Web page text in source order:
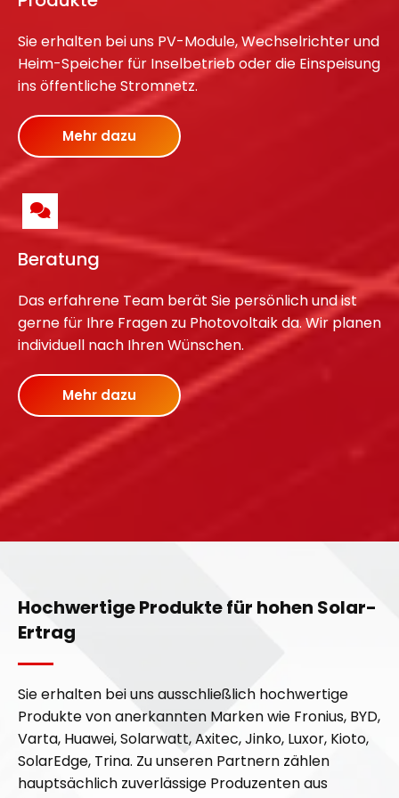
n
P
h
o
t
o
l
t
i
k
-
T
e
n
i
e
ü
r
d
e
n
R
a
u
n
P
h
o
t
o
l
t
i
k
-
T
e
n
i
e
ü
r
d
e
n
R
a
u
Sie erhalten bei uns PV-Module, Wechselrichter und
Heim-Speicher für Inselbetrieb oder die Einspeisung
ins öffentliche Stromnetz.
Mehr dazu
Beratung
Das erfahrene Team berät Sie persönlich und ist
gerne für Ihre Fragen zu Photovoltaik da. Wir planen
individuell nach Ihren Wünschen.
Mehr dazu
Hochwertige Produkte für hohen Solar-
Ertrag
Sie erhalten bei uns ausschließlich hochwertige
Produkte von anerkannten Marken wie Fronius, BYD,
Varta, Huawei, Solarwatt, Axitec, Jinko, Luxor, Kioto,
SolarEdge, Trina. Zu unseren Partnern zählen
hauptsächlich zuverlässige Produzenten aus